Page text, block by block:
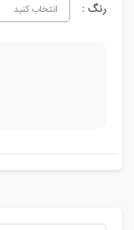
رنگ : انتخاب کنید